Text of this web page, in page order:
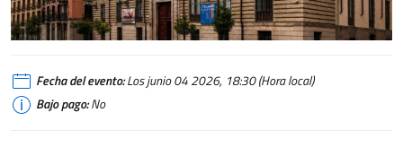
Fecha del evento:Los junio 04 2026, 18:30 (Hora local)
Bajo pago:No